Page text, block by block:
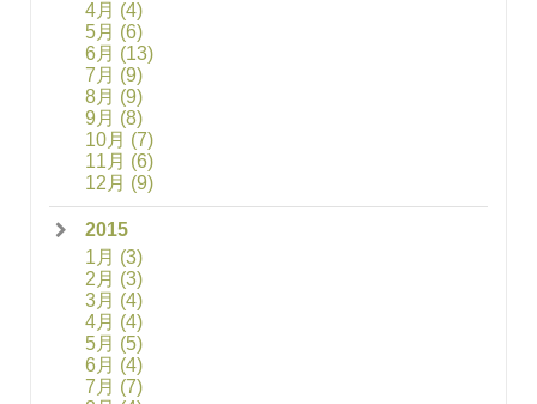
4月 (4)
5月 (6)
6月 (13)
7月 (9)
8月 (9)
9月 (8)
10月 (7)
11月 (6)
12月 (9)
2015
1月 (3)
2月 (3)
3月 (4)
4月 (4)
5月 (5)
6月 (4)
7月 (7)